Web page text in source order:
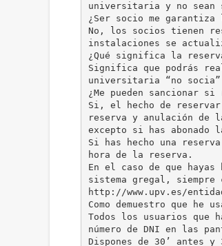
universitaria y no sean
¿Ser socio me
No, los socios tienen
instalaciones se
¿Qué significa la
Significa que podrás
universitaria “no socia”
¿Me pueden sancionar
Si, el hecho de
reserva y anulación de
excepto si has
Si has hecho una
hora de la reserva.
En el caso de que
sistema gregal, siempre
http://www.upv.es/
Como demuestro que he
Todos los usuarios que
número de DNI en las
Dispones de 30’ antes